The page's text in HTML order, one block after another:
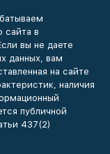
сайта в
вы не даете
данных, вам
на сайте
наличия
публичной
437(2)